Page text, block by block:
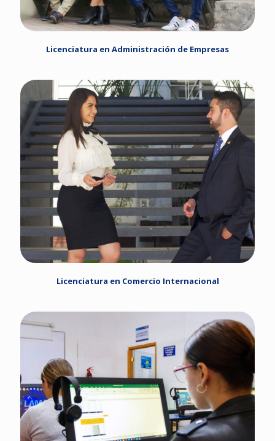
Licenciatura en Administración de Empresas
Licenciatura en Comercio Internacional